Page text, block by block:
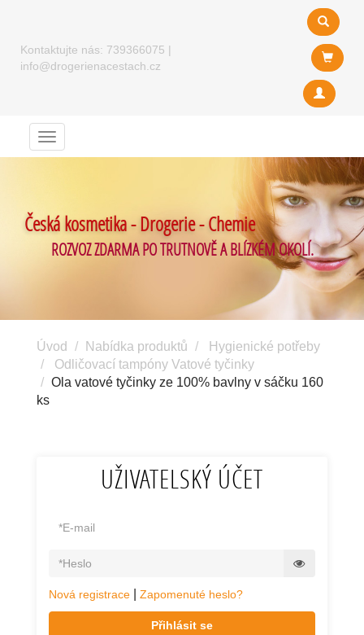
Kontaktujte nás: 739366075 |
info@drogerienacestach.cz
Menu
Česká kosmetika - Drogerie - Chemie
ROZVOZ ZDARMA PO TRUTNOVĚ A BLÍZKÉM OKOLÍ.
Úvod Nabídka produktů
Hygienické potřeby
Odličovací tampóny Vatové tyčinky
Ola vatové tyčinky ze 100% bavlny v sáčku 160
ks
UŽIVATELSKÝ ÚČET
Nová registrace Zapomenuté heslo?
Přihlásit se